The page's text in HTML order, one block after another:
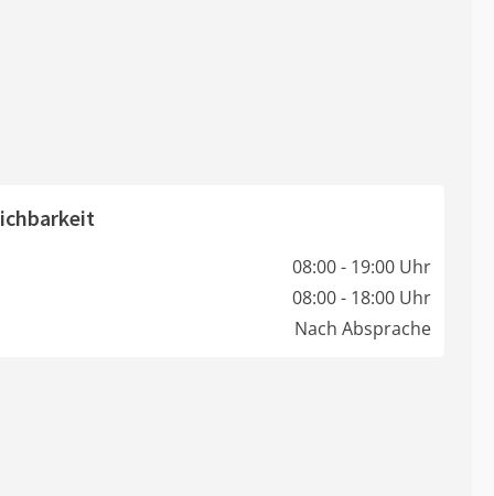
08:00 - 19:00 Uhr
08:00 - 18:00 Uhr
Nach Absprache